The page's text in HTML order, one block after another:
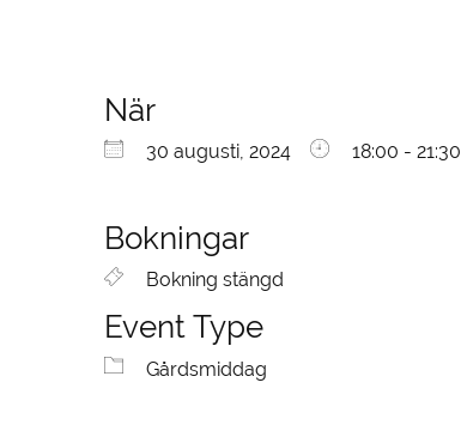
När
30 augusti, 2024 18:00 - 21:30
Ladda ner ICS
Bokningar
Bokning stängd
Event Type
Gårdsmiddag